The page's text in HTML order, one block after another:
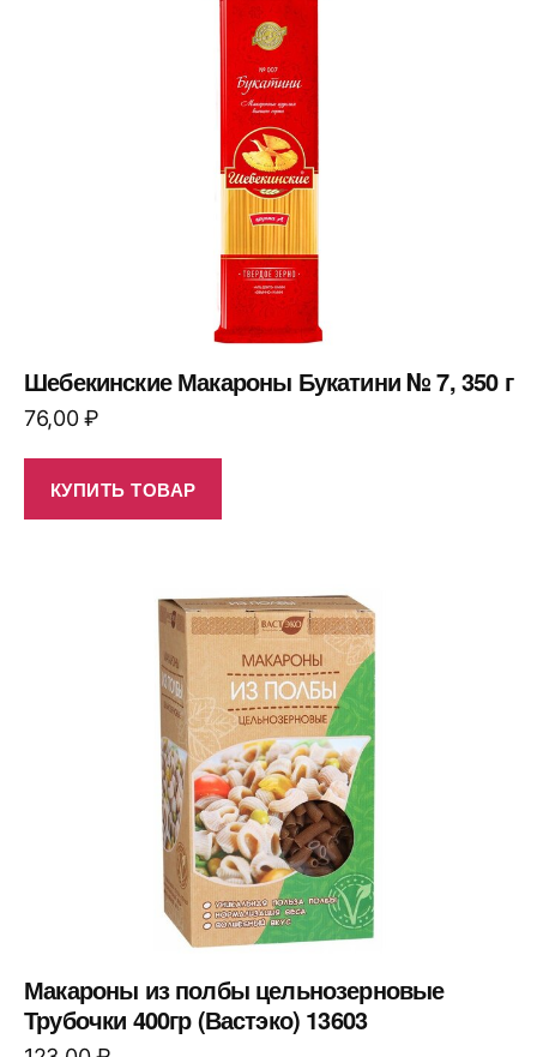
Шебекинские Макароны Букатини № 7, 350 г
76,00₽
КУПИТЬ ТОВАР
Макароны из полбы цельнозерновые
Трубочки 400гр (Вастэко) 13603